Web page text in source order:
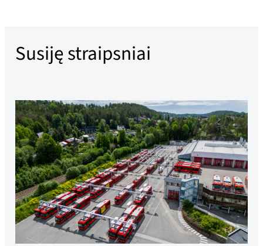
Susiję straipsniai